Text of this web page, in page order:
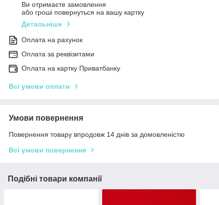
Ви отримаєте замовлення
або гроші повернуться на вашу картку
Детальніше
Оплата на рахунок
Оплата за реквізитами
Оплата на картку Приватбанку
Всі умови оплати
Умови повернення
Повернення товару впродовж 14 днів за домовленістю
Всі умови повернення
Подібні товари компанії